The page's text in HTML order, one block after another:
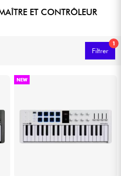
ET CONTRÔLEUR
1
Filtrer
NEW